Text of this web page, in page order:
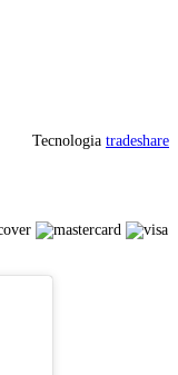
Tecnologia tradeshare